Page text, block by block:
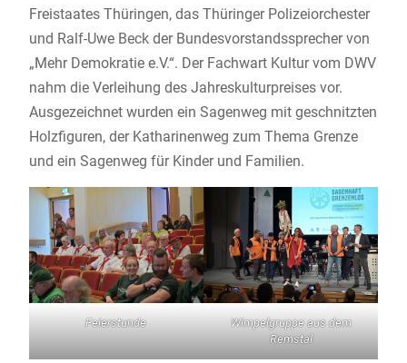
Freistaates Thüringen, das Thüringer Polizeiorchester
und Ralf-Uwe Beck der Bundesvorstandssprecher von
„Mehr Demokratie e.V.“. Der Fachwart Kultur vom DWV
nahm die Verleihung des Jahreskulturpreises vor.
Ausgezeichnet wurden ein Sagenweg mit geschnitzten
Holzfiguren, der Katharinenweg zum Thema Grenze
und ein Sagenweg für Kinder und Familien.
Feierstunde
Wimpelgruppe aus dem
Remstal